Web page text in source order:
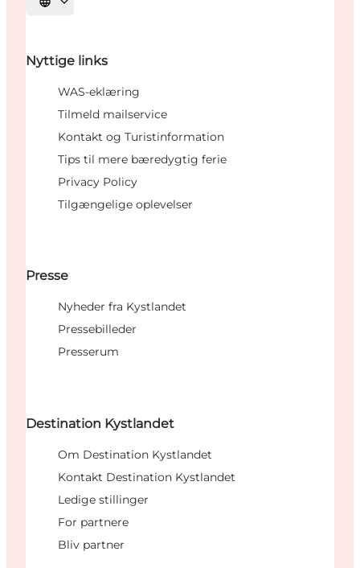
Vælg sprog
Nyttige links
WAS-eklæring
Tilmeld mailservice
Kontakt og Turistinformation
Tips til mere bæredygtig ferie
Privacy Policy
Tilgængelige oplevelser
Presse
Nyheder fra Kystlandet
Pressebilleder
Presserum
Destination Kystlandet
Om Destination Kystlandet
Kontakt Destination Kystlandet
Ledige stillinger
For partnere
Bliv partner